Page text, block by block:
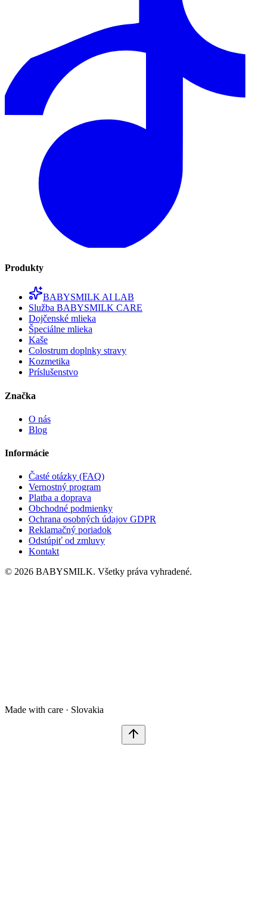
Produkty
BABYSMILK AI LAB
Služba BABYSMILK CARE
Dojčenské mlieka
Špeciálne mlieka
Kaše
Colostrum doplnky stravy
Kozmetika
Príslušenstvo
Značka
O nás
Blog
Informácie
Časté otázky (FAQ)
Vernostný program
Platba a doprava
Obchodné podmienky
Ochrana osobných údajov GDPR
Reklamačný poriadok
Odstúpiť od zmluvy
Kontakt
© 2026 BABYSMILK. Všetky práva vyhradené.
Made with care · Slovakia